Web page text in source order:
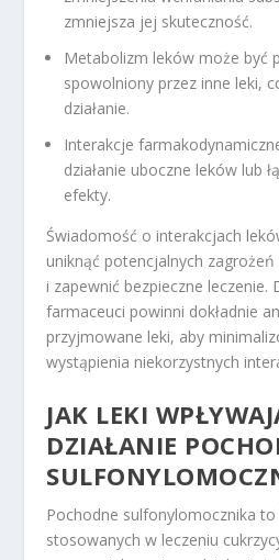
zmniejsza jej skuteczność.
Metabolizm leków może być
spowolniony przez inne leki,
działanie.
Interakcje
działanie uboczne leków lub
efekty.
Świadomość o interakcjach
uniknąć potencjalnych
i zapewnić bezpieczne leczenie.
farmaceuci powinni dokładnie
przyjmowane leki, aby
wystąpienia niekorzystnych
JAK LEKI
DZIAŁANIE
Pochodne sulfonylomocznika
stosowanych w leczeniu